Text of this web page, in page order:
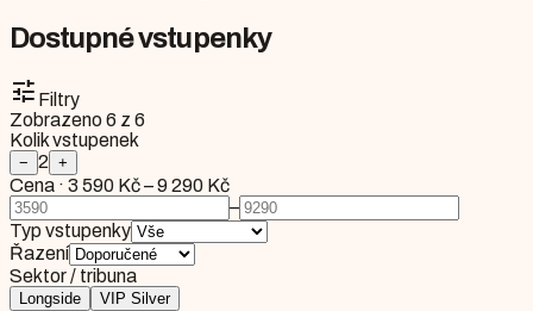
Dostupné vstupenky
tune Filtry
Zobrazeno6 z 6
Kolik vstupenek
− 2 +
Cena · 3 590 Kč–9 290 Kč
–
Typ vstupenky
Řazení
Sektor / tribuna
Longside VIP Silver